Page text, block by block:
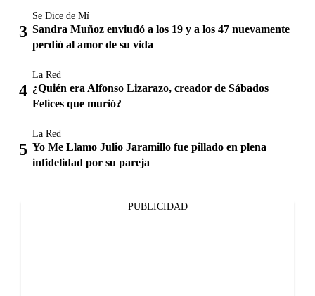
Se Dice de Mí
Sandra Muñoz enviudó a los 19 y a los 47 nuevamente
perdió al amor de su vida
La Red
¿Quién era Alfonso Lizarazo, creador de Sábados
Felices que murió?
La Red
Yo Me Llamo Julio Jaramillo fue pillado en plena
infidelidad por su pareja
PUBLICIDAD